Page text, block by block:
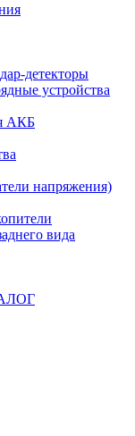
детекторы
устройства
АКБ
напряжения)
вида